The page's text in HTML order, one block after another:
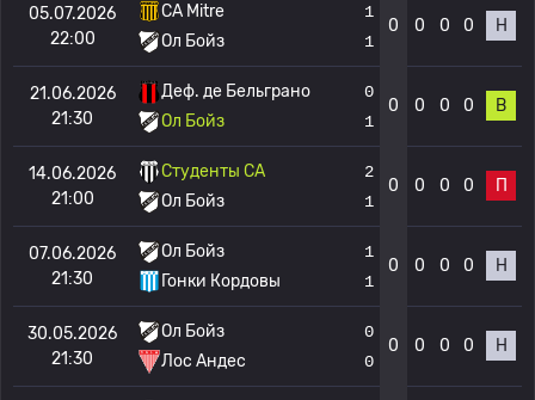
05.07.2026
22:00
CA Mitre
Ол Бойз
1
1
0 0 0 0 Н
21.06.2026
21:30
Деф. де Бельграно
Ол Бойз
0
1
0 0 0 0 В
14.06.2026
21:00
Студенты CA
Ол Бойз
2
1
0 0 0 0 П
07.06.2026
21:30
Ол Бойз
Гонки Кордовы
1
1
0 0 0 0 Н
30.05.2026
21:30
Ол Бойз
Лос Андес
0
0
0 0 0 0 Н